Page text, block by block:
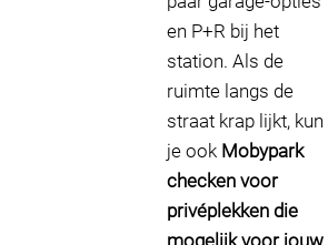
en P+R bij het
station. Als de
ruimte langs de
straat krap lijkt, kun
je ook Mobypark
checken voor
privéplekken die